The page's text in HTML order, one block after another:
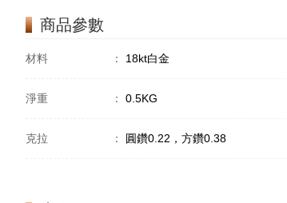
商品參數
材料 ： 18kt白金
淨重 ： 0.5KG
克拉 ： 圓鑽0.22，方鑽0.38